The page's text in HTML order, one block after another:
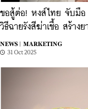
ขอสู้ต่อ! หงส์ไทย จับมื
วิธีฉายรังสีฆ่าเชื้อ สร้าง
NEWS |
MARKETING
31 Oct 2025